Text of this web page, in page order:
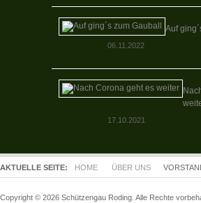
Auf
06.11.2022
17.10.2021
AKTUELLE SEITE: HOME ÜBER UNS
Copyright © 2026 Schützengau Roding. Alle Rechte